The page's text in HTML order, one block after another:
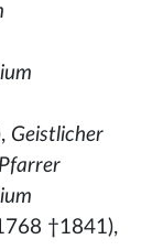
Geistlicher
†1841),